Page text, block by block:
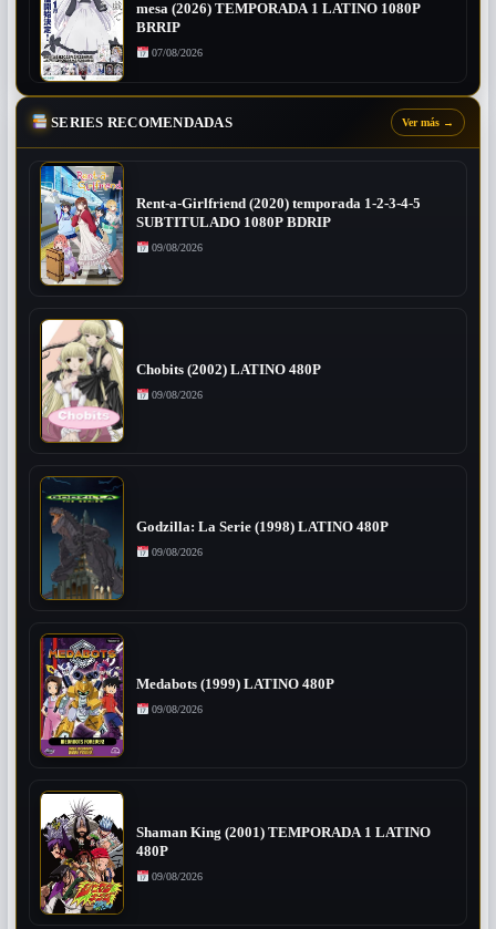
mesa (2026) TEMPORADA 1 LATINO 1080P
BRRIP
07/08/2026
SERIES RECOMENDADAS Ver más →
Rent-a-Girlfriend (2020) temporada 1-2-3-4-5
SUBTITULADO 1080P BDRIP
09/08/2026
Chobits (2002) LATINO 480P
09/08/2026
Godzilla: La Serie (1998) LATINO 480P
09/08/2026
Medabots (1999) LATINO 480P
09/08/2026
Shaman King (2001) TEMPORADA 1 LATINO
480P
09/08/2026